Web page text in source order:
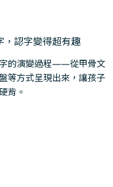
認字變得超有趣
的演變過程——從甲骨文
等方式呈現出來，讓孩子
背。